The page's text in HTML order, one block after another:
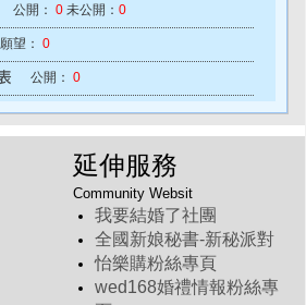
公開： 0 未公開： 0
願望： 0
公開： 0
延伸服務
Community Websit
我要結婚了社團
全國新娘秘書-新秘派對
怡樂購粉絲專頁
wed168婚禮情報粉絲專